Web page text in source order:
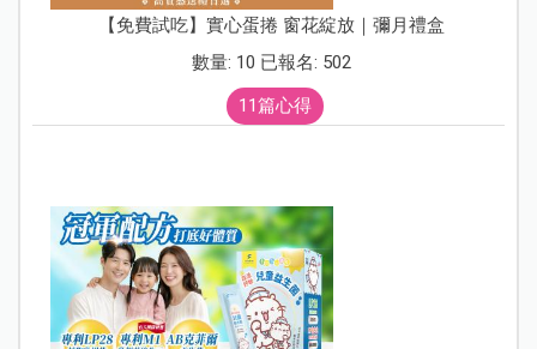
【免費試吃】實心蛋捲 窗花綻放｜彌月禮盒
數量: 10 已報名: 502
11篇心得